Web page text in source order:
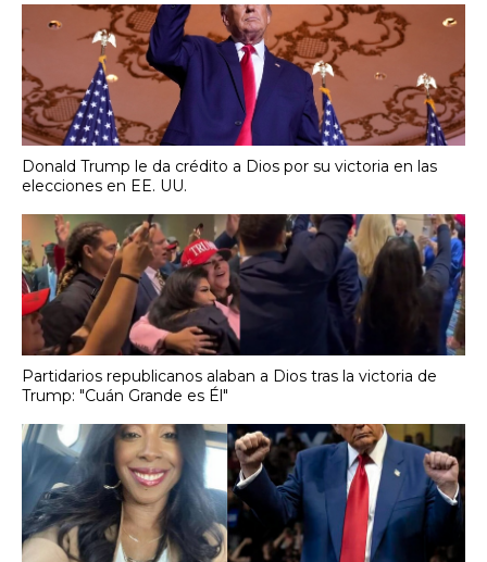
Donald Trump le da crédito a Dios por su victoria en las
elecciones en EE. UU.
Partidarios republicanos alaban a Dios tras la victoria de
Trump: "Cuán Grande es Él"